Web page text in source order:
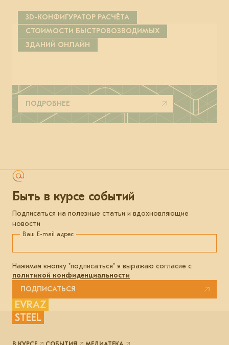
3D-КОНФИГУРАТОР РАСЧЁТА
СТОИМОСТИ БЫСТРОВОЗВОДИМЫХ
ЗДАНИЙ ОНЛАЙН
ПОДРОБНЕЕ
Быть в курсе событий
Подписаться на полезные статьи и вдохновляющие
новости
Ваш E-mail адрес
Нажимая кнопку "подписаться" я выражаю согласие с
политикой конфиденциальности
ПОДПИСАТЬСЯ
EVRAZ
STEEL